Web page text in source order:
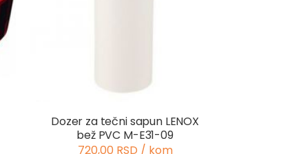
Dozer za tečni sapun LENOX
bež PVC M-E31-09
720,00 RSD / kom